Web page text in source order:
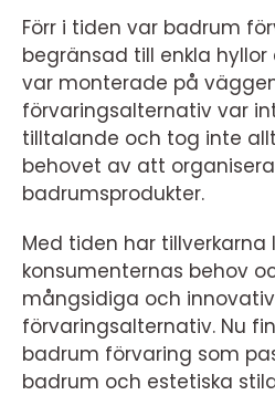
Förr i tiden var badrum
begränsad till enkla
var monterade på
förvaringsalternativ var
tilltalande och tog inte
behovet av att
badrumsprodukter.
Med tiden har tillverkarna
konsumenternas behov
mångsidiga och
förvaringsalternativ. Nu
badrum förvaring som
badrum och estetiska